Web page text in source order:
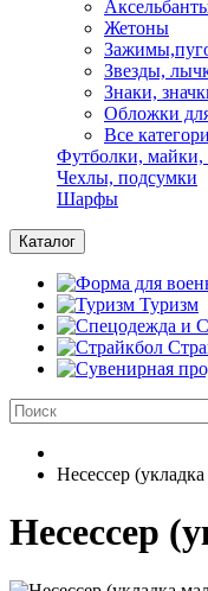
Жетоны
Звезды,
Знаки,
Обложки
Все
Футболки, майки,
Чехлы, подсумки
Шарфы
Каталог
Туризм
Несессер
Несессер